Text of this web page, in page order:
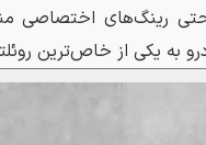
رینگ‌های اختصاصی
به یکی از خاص‌ترین